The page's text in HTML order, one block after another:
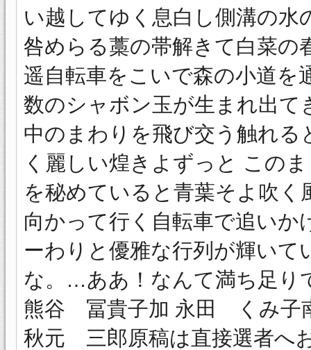
い越してゆく息白し側溝の
咎めらる藁の帯解きて白
遥自転車をこいで森の小道を
数のシャボン玉が生まれ出
中のまわりを飛び交う触れ
く麗しい煌きよずっと この
を秘めていると青葉そよ吹
向かって行く自転車で追い
ーわりと優雅な行列が輝い
な。…ああ！なんて満ち足り
熊谷 冨貴子加 永田 くみ子
秋元 三郎原稿は直接選者へ